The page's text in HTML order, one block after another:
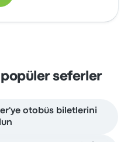
popüler seferler
otobüs biletlerini